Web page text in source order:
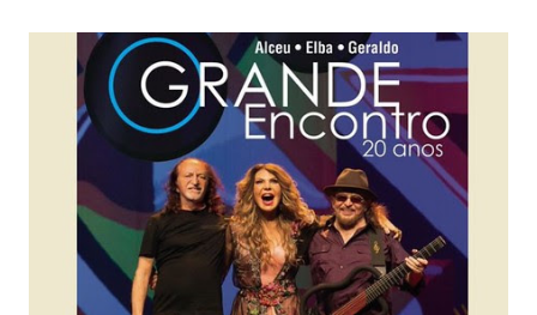
Galope Rasante 06. Bicho de Sete Cabeças 07. Mulher Nova,
Bonita e Carinhosa, Faz o Homem Gemer Sem Sentir Dor 08.
Pepitas de Fogo 09. Jardim das Acácias II 10. Batendo na
Porta do Céu [Knockin' on Heaven's Door] Baixar: 165 MB -
ZiP - MP3 - 320 Kbps Google Drive - Box - MEGA